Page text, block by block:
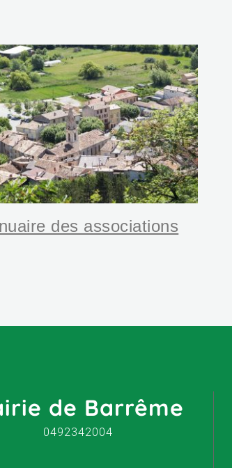
des associations
de Barrême
0492342004